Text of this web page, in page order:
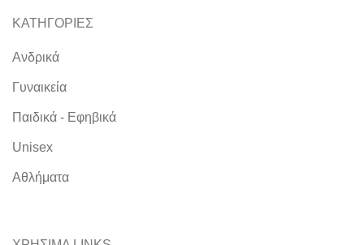
ΚΑΤΗΓΟΡΙΕΣ
Ανδρικά
Γυναικεία
Παιδικά - Εφηβικά
Unisex
Αθλήματα